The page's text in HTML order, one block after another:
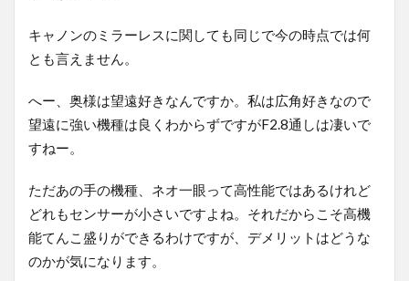
キャノンのミラーレスに関しても同じで今の時点では何
とも言えません。
へー、奥様は望遠好きなんですか。私は広角好きなので
望遠に強い機種は良くわからずですがF2.8通しは凄いで
すねー。
ただあの手の機種、ネオ一眼って高性能ではあるけれど
どれもセンサーが小さいですよね。それだからこそ高機
能てんこ盛りができるわけですが、デメリットはどうな
のかが気になります。